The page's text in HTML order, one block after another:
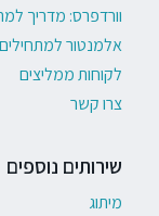
וורדפרס: מדריך
אלמנטור למתחילים
לקוחות ממליצים
צרו קשר
שירותים נוספים
מיתוג